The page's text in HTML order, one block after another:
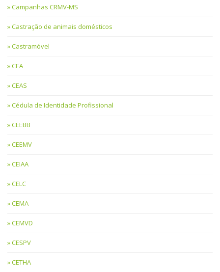
Campanhas CRMV-MS
Castração de animais domésticos
Castramóvel
CEA
CEAS
Cédula de Identidade Profissional
CEEBB
CEEMV
CEIAA
CELC
CEMA
CEMVD
CESPV
CETHA